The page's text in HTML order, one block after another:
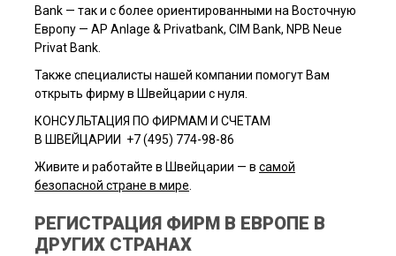
Bank — так и с более ориентированными на Восточную
Европу — AP Anlage & Privatbank, CIM Bank, NPB Neue
Privat Bank.
Также специалисты нашей компании помогут Вам
открыть фирму в Швейцарии с нуля.
КОНСУЛЬТАЦИЯ ПО ФИРМАМ И СЧЕТАМ
В ШВЕЙЦАРИИ +7 (495) 774-98-86
Живите и работайте в Швейцарии — в самой
безопасной стране в мире
РЕГИСТРАЦИЯ ФИРМ В ЕВРОПЕ В
ДРУГИХ СТРАНАХ